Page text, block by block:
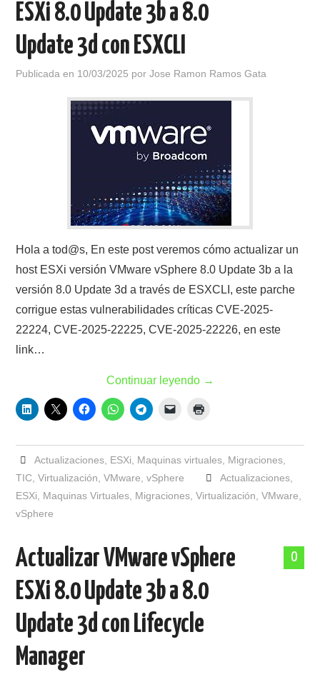
ESXi 8.0 Update 3b a 8.0
Update 3d con ESXCLI
Publicada en 10/03/2025 porJose Ramon Ramos Gata
Hola a tod@s, En este post veremos cómo actualizar un
host ESXi versión VMware vSphere 8.0 Update 3b a la
versión 8.0 Update 3d a través de ESXCLI, este parche
corrigue estas vulnerabilidades críticas CVE-2025-
22224, CVE-2025-22225, CVE-2025-22226, en este
link…
Continuar leyendo →
Actualizaciones, ESXi Maquinas virtuales, Migraciones,
TIC ,Virtualización ,VMware ,vSphere Actualizaciones,
ESXi
Maquinas Virtuales Migraciones ,Virtualización ,VMware
vSphere
0
Actualizar VMware vSphere
ESXi 8.0 Update 3b a 8.0
Update 3d con Lifecycle
Manager